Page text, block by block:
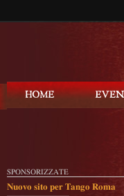
SPONSORIZZATE
Nuovo sito per Tango Roma